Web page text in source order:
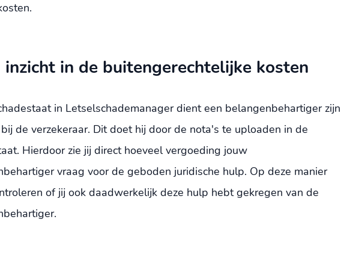
in de buitengerechtelijke kosten
in Letselschademanager dient een belangenbehartiger zijn
de verzekeraar. Dit doet hij door de nota's te uploaden in de
Hierdoor zie jij direct hoeveel vergoeding jouw
vraag voor de geboden juridische hulp. Op deze manier
of jij ook daadwerkelijk deze hulp hebt gekregen van de